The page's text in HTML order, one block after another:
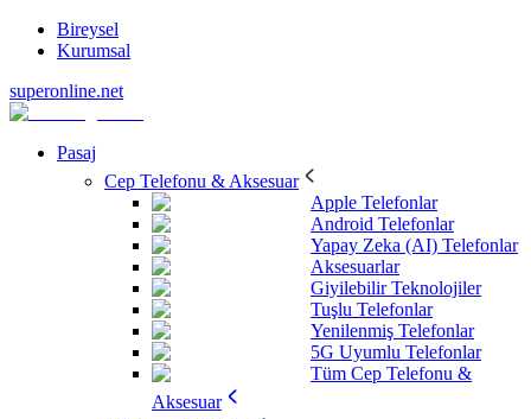
Bireysel
Kurumsal
superonline.net
Pasaj
Cep Telefonu & Aksesuar
Apple Telefonlar
Android Telefonlar
Yapay Zeka (AI) Telefonlar
Aksesuarlar
Giyilebilir Teknolojiler
Tuşlu Telefonlar
Yenilenmiş Telefonlar
5G Uyumlu Telefonlar
Tüm Cep Telefonu &
Aksesuar